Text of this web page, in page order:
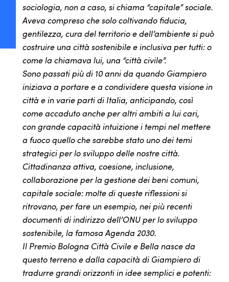
sociologia, non a caso, si chiama “capitale” sociale.
Aveva compreso che solo coltivando fiducia,
gentilezza, cura del territorio e dell’ambiente si può
costruire una città sostenibile e inclusiva per tutti: o
come la chiamava lui, una “città civile”.
Sono passati più di 10 anni da quando Giampiero
iniziava a portare e a condividere questa visione in
città e in varie parti di Italia, anticipando, così
come accaduto anche per altri ambiti a lui cari,
con grande capacità intuizione i tempi nel mettere
a fuoco quello che sarebbe stato uno dei temi
strategici per lo sviluppo delle nostre città.
Cittadinanza attiva, coesione, inclusione,
collaborazione per la gestione dei beni comuni,
capitale sociale: molte di queste riflessioni si
ritrovano, per fare un esempio, nei più recenti
documenti di indirizzo dell’ONU per lo sviluppo
sostenibile, la famosa Agenda 2030.
Il Premio Bologna Città Civile e Bella nasce da
questo terreno e dalla capacità di Giampiero di
tradurre grandi orizzonti in idee semplici e potenti: